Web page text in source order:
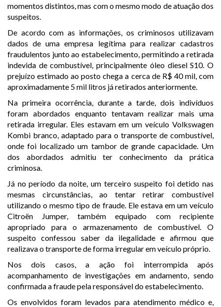
momentos distintos, mas com o mesmo modo de atuação dos
suspeitos.
De acordo com as informações, os criminosos utilizavam
dados de uma empresa legítima para realizar cadastros
fraudulentos junto ao estabelecimento, permitindo a retirada
indevida de combustível, principalmente óleo diesel S10. O
prejuízo estimado ao posto chega a cerca de R$ 40 mil, com
aproximadamente 5 mil litros já retirados anteriormente.
Na primeira ocorrência, durante a tarde, dois indivíduos
foram abordados enquanto tentavam realizar mais uma
retirada irregular. Eles estavam em um veículo Volkswagen
Kombi branco, adaptado para o transporte de combustível,
onde foi localizado um tambor de grande capacidade. Um
dos abordados admitiu ter conhecimento da prática
criminosa.
Já no período da noite, um terceiro suspeito foi detido nas
mesmas circunstâncias, ao tentar retirar combustível
utilizando o mesmo tipo de fraude. Ele estava em um veículo
Citroën Jumper, também equipado com recipiente
apropriado para o armazenamento de combustível. O
suspeito confessou saber da ilegalidade e afirmou que
realizava o transporte de forma irregular em veículo próprio.
Nos dois casos, a ação foi interrompida após
acompanhamento de investigações em andamento, sendo
confirmada a fraude pela responsável do estabelecimento.
Os envolvidos foram levados para atendimento médico e,